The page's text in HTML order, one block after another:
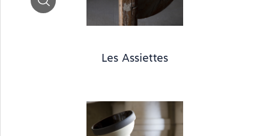
Les Assiettes